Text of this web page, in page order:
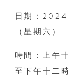
日期：
（星期六）
時間：上午
至下午十二